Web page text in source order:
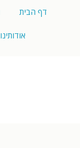
דף הבית
אודותינו